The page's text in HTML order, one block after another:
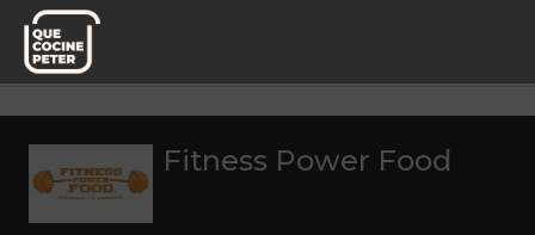
Pedido semanal
Fitness Power Food